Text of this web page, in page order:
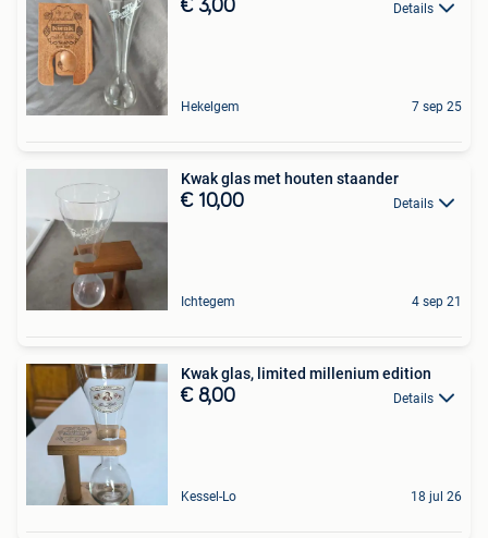
€ 3,00 Details
Hekelgem 7 sep 25
Kwak glas met houten staander
€ 10,00 Details
Ichtegem 4 sep 21
Kwak glas, limited millenium edition
€ 8,00 Details
Kessel-Lo 18 jul 26